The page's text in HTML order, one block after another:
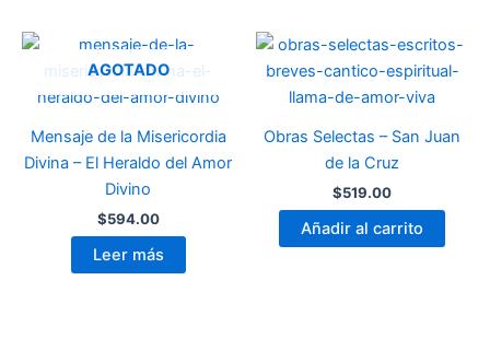
AGOTADO
Mensaje de la Misericordia
Divina – El Heraldo del Amor
Divino
$594.00
Leer más
Obras Selectas – San Juan
de la Cruz
$519.00
Añadir al carrito